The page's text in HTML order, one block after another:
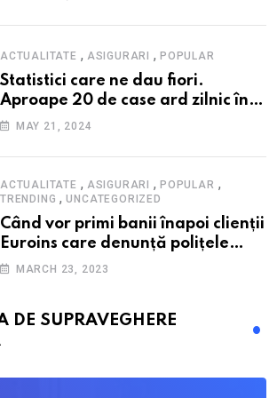
ACTUALITATE , ASIGURARI ,POPULAR
Statistici care ne dau fiori.
Aproape 20 de case ard zilnic în
România, iar pagubele au
nici 40 de lei pe lună
MAY 21, 2024
ACTUALITATE , ASIGURARI ,POPULAR ,
TRENDING ,UNCATEGORIZED
Când vor primi banii înapoi clienții
Euroins care denunță polițele
RCA? Toți pașii și toate termenele
MARCH 23, 2023
DE SUPRAVEGHERE